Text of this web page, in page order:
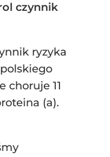
czynnik
ryzyka
choruje 11
(a).